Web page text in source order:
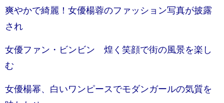
爽やかで綺麗！女優楊蓉のファッション写真が披露
され
女優ファン・ビンビン 煌く笑顔で街の風景を楽し
む
女優楊幂、白いワンピースでモダンガールの気質を